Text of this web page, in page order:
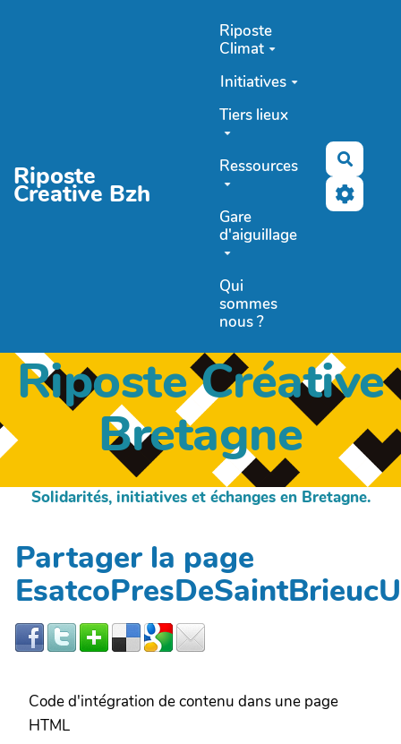
Riposte
Creative Bzh
Riposte
Climat
Initiatives
Tiers lieux
Ressources
Gare
d'aiguillage
Qui
sommes
nous ?
Riposte Créative
Bretagne
Solidarités, initiatives et échanges en Bretagne.
Partager la page
Code d'intégration de contenu dans une page
HTML